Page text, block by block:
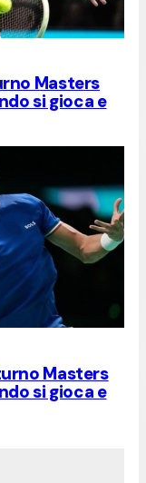
Masters
si gioca e
Masters
si gioca e